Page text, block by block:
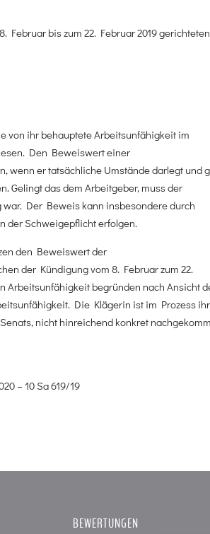
Februar bis zum 22. Februar 2019 gerichteten
von ihr behauptete Arbeitsunfähigkeit im
Den Beweiswert einer
wenn er tatsächliche Umstände darlegt und
Gelingt das dem Arbeitgeber, muss der
Der Beweis kann insbesondere durch
der Schweigepflicht erfolgen.
den Beweiswert der
der Kündigung vom 8. Februar zum 22.
Arbeitsunfähigkeit begründen nach Ansicht
Die Klägerin ist im Prozess
nicht hinreichend konkret
– 10 Sa 619/19
BEWERTUNGEN